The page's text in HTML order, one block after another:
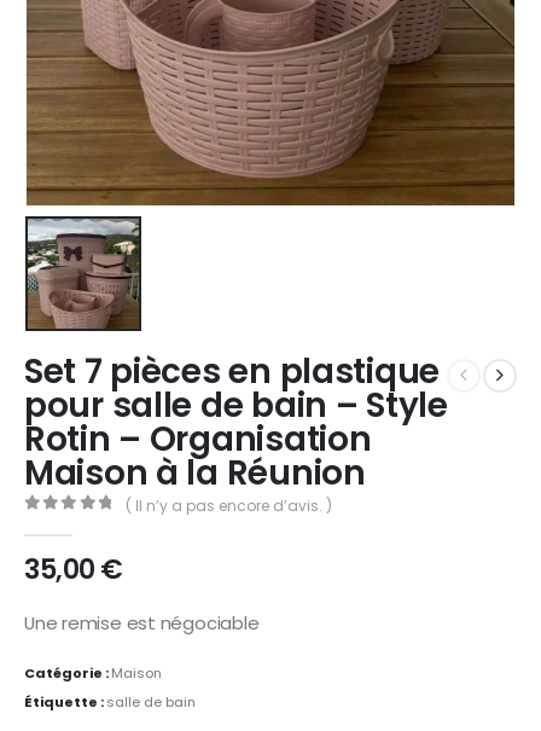
Set 7 pièces en plastique
pour salle de bain – Style
Rotin – Organisation
Maison à la Réunion
( Il n’y a pas encore d’avis. )
35,00€
Une remise est négociable
Catégorie :Maison
Étiquette :salle de bain